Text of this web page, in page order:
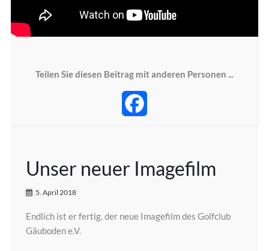
Teilen Sie diesen Beitrag mit anderen Personen ...
Unser neuer Imagefilm
5. April 2018
Endlich ist er fertig, der neue Imagefilm des Golfclub
Gäuboden e.V.